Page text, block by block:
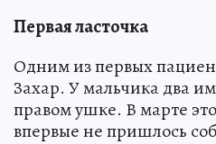
Первая ласточка
Одним из первых
Захар. У мальчика два
правом ушке. В марте
впервые не пришлось